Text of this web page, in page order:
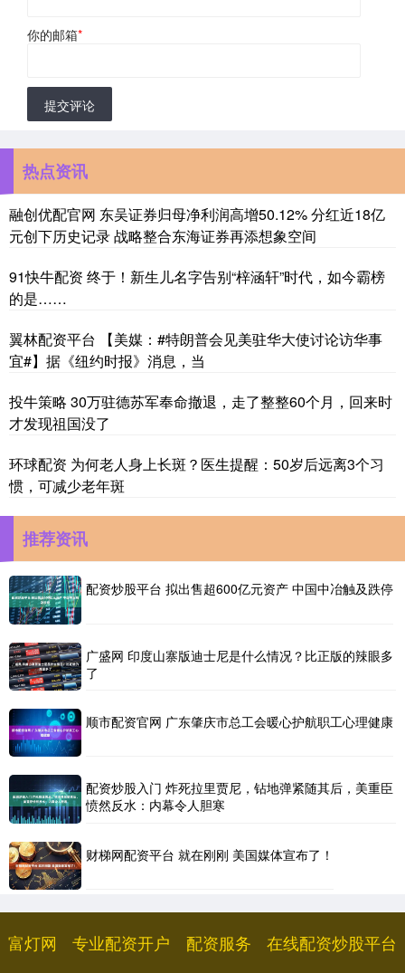
你的邮箱*
提交评论
热点资讯
融创优配官网 东吴证券归母净利润高增50.12% 分红近18亿
元创下历史记录 战略整合东海证券再添想象空间
91快牛配资 终于！新生儿名字告别“梓涵轩”时代，如今霸榜
的是……
翼林配资平台 【美媒：#特朗普会见美驻华大使讨论访华事
宜#】据《纽约时报》消息，当
投牛策略 30万驻德苏军奉命撤退，走了整整60个月，回来时
才发现祖国没了
环球配资 为何老人身上长斑？医生提醒：50岁后远离3个习
惯，可减少老年斑
推荐资讯
配资炒股平台 拟出售超600亿元资产 中国中冶触及跌停
广盛网 印度山寨版迪士尼是什么情况？比正版的辣眼多
了
顺市配资官网 广东肇庆市总工会暖心护航职工心理健康
配资炒股入门 炸死拉里贾尼，钻地弹紧随其后，美重臣
愤然反水：内幕令人胆寒
财梯网配资平台 就在刚刚 美国媒体宣布了！
富灯网 专业配资开户 配资服务 在线配资炒股平台